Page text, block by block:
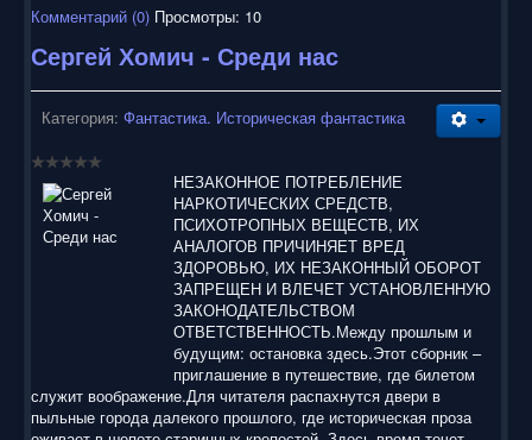
Комментарий (0) Просмотры: 10
Сергей Хомич - Среди нас
Категория: Фантастика. Историческая фантастика
НЕЗАКОННОЕ ПОТРЕБЛЕНИЕ
НАРКОТИЧЕСКИХ СРЕДСТВ,
ПСИХОТРОПНЫХ ВЕЩЕСТВ, ИХ
АНАЛОГОВ ПРИЧИНЯЕТ ВРЕД
ЗДОРОВЬЮ, ИХ НЕЗАКОННЫЙ ОБОРОТ
ЗАПРЕЩЕН И ВЛЕЧЕТ УСТАНОВЛЕННУЮ
ЗАКОНОДАТЕЛЬСТВОМ
ОТВЕТСТВЕННОСТЬ.Между прошлым и
будущим: остановка здесь.Этот сборник –
приглашение в путешествие, где билетом
служит воображение.Для читателя распахнутся двери в
пыльные города далекого прошлого, где историческая проза